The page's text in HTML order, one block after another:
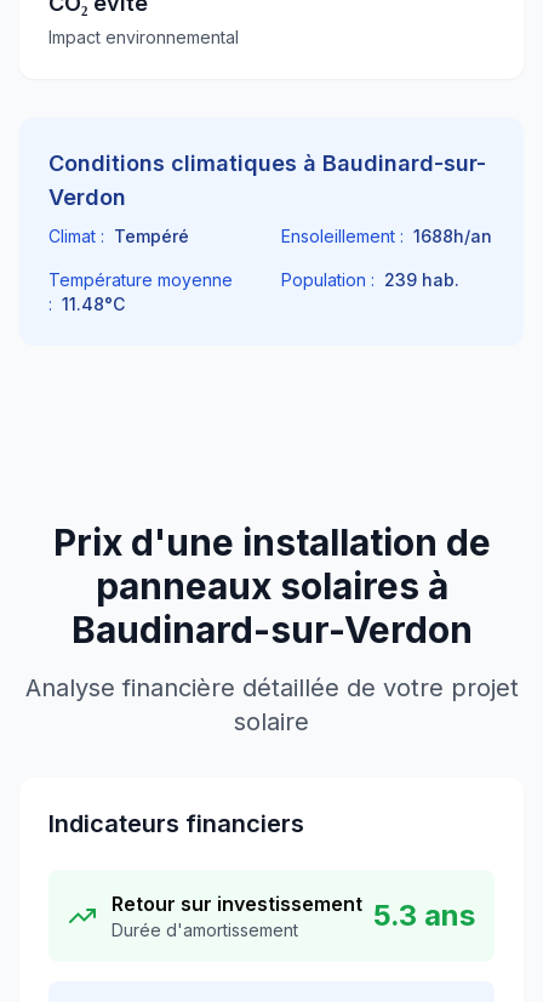
Impact environnemental
Conditions climatiques à Baudinard-sur-
Verdon
Climat : Tempéré Ensoleillement : 1688h/an
Température moyenne
: 11.48°C
Population : 239 hab.
Prix d'une installation de
panneaux solaires à
Baudinard-sur-Verdon
Analyse financière détaillée de votre projet
solaire
Indicateurs financiers
Retour sur investissement
Durée d'amortissement 5.3 ans